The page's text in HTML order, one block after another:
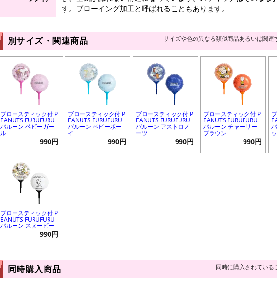
す。ブローイング加工と呼ばれることもあります。
別サイズ・関連商品 サイズや色の異なる類似商品あるいは関連
ブロースティック付 P
EANUTS FURUFURU
バルーン ベビーガー
ル
990円
ブロースティック付 P
EANUTS FURUFURU
バルーン ベビーボー
イ
990円
ブロースティック付 P
EANUTS FURUFURU
バルーン アストロノ
ーツ
990円
ブロースティック付 P
EANUTS FURUFURU
バルーン チャーリー
ブラウン
990円
ブロースティック付 P
EANUTS FURUFURU
バルーン スヌーピー
990円
同時購入商品 同時に購入されている